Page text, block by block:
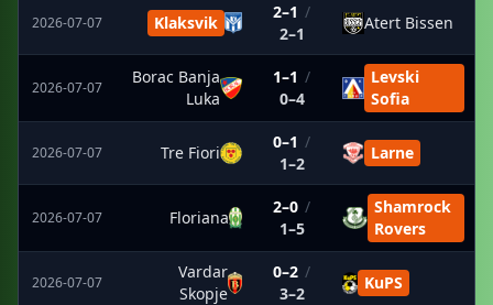
2026-07-07 Klaksvik
2–1 /
2–1
Atert Bissen
2026-07-07
Borac Banja
Luka
1–1 /
0–4
Levski
Sofia
2026-07-07 Tre Fiori
0–1 /
1–2
Larne
2026-07-07 Floriana
2–0 /
1–5
Shamrock
Rovers
2026-07-07
Vardar
Skopje
0–2 /
3–2
KuPS